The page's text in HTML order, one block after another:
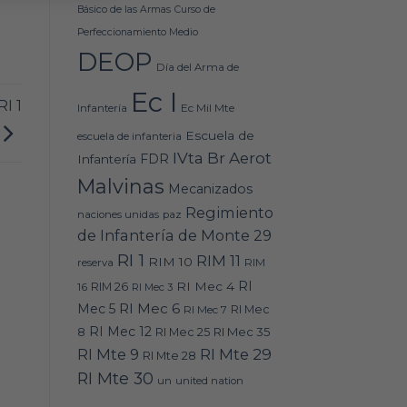
1
Básico de las Armas Curso de
Perfeccionamiento Medio
DEOP Día del Arma de
Infantería Ec I Ec Mil Mte
escuela de infanteria Escuela de
Infantería FDR IVta Br Aerot
Malvinas Mecanizados
naciones unidas paz Regimiento
de Infantería de Monte 29
reserva RI 1 RIM 10 RIM 11 RIM
16 RIM 26 RI Mec 3 RI Mec 4 RI
Mec 5 RI Mec 6 RI Mec 7 RI Mec
8 RI Mec 12 RI Mec 25 RI Mec 35
RI Mte 9 RI Mte 28 RI Mte 29
RI Mte 30 un united nation